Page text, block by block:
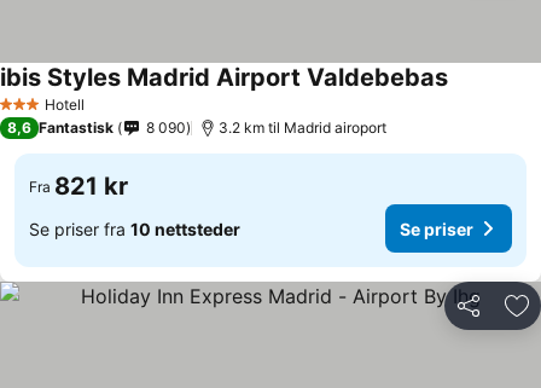
3 StjernerHotell
ibis Styles Madrid Airport ValdebebasSe priser
8,6 Fantastisk 8 090 3.2 km til Madrid airoport
Fra 821 kr
Se priser fra 10 nettsteder Se priser
Del